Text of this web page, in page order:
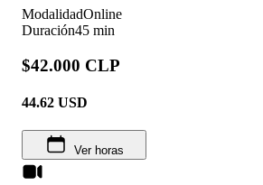
ModalidadOnline
Duración45 min
$42.000 CLP
44.62 USD
Ver horas